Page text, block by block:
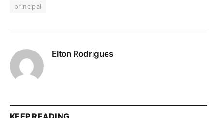
principal
Elton Rodrigues